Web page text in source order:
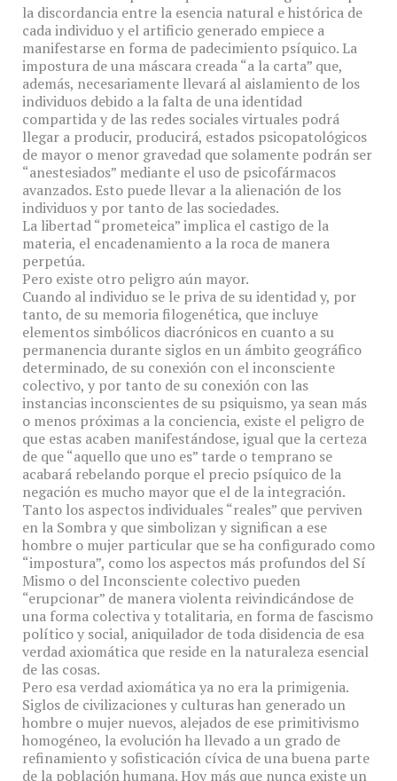
la discordancia entre la esencia natural e histórica de
cada individuo y el artificio generado empiece a
manifestarse en forma de padecimiento psíquico. La
impostura de una máscara creada “a la carta” que,
además, necesariamente llevará al aislamiento de los
individuos debido a la falta de una identidad
compartida y de las redes sociales virtuales podrá
llegar a producir, producirá, estados psicopatológicos
de mayor o menor gravedad que solamente podrán ser
“anestesiados” mediante el uso de psicofármacos
avanzados. Esto puede llevar a la alienación de los
individuos y por tanto de las sociedades.
La libertad “prometeica” implica el castigo de la
materia, el encadenamiento a la roca de manera
perpetúa.
Pero existe otro peligro aún mayor.
Cuando al individuo se le priva de su identidad y, por
tanto, de su memoria filogenética, que incluye
elementos simbólicos diacrónicos en cuanto a su
permanencia durante siglos en un ámbito geográfico
determinado, de su conexión con el inconsciente
colectivo, y por tanto de su conexión con las
instancias inconscientes de su psiquismo, ya sean más
o menos próximas a la conciencia, existe el peligro de
que estas acaben manifestándose, igual que la certeza
de que “aquello que uno es” tarde o temprano se
acabará rebelando porque el precio psíquico de la
negación es mucho mayor que el de la integración.
Tanto los aspectos individuales “reales” que perviven
en la Sombra y que simbolizan y significan a ese
hombre o mujer particular que se ha configurado como
“impostura”, como los aspectos más profundos del Sí
Mismo o del Inconsciente colectivo pueden
“erupcionar” de manera violenta reivindicándose de
una forma colectiva y totalitaria, en forma de fascismo
político y social, aniquilador de toda disidencia de esa
verdad axiomática que reside en la naturaleza esencial
de las cosas.
Pero esa verdad axiomática ya no era la primigenia.
Siglos de civilizaciones y culturas han generado un
hombre o mujer nuevos, alejados de ese primitivismo
homogéneo, la evolución ha llevado a un grado de
refinamiento y sofisticación cívica de una buena parte
de la población humana. Hoy más que nunca existe un